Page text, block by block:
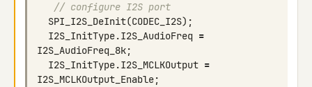
// configure I2S port
SPI_I2S_DeInit(CODEC_I2S);
I2S_InitType.I2S_AudioFreq =
I2S_AudioFreq_8k;
I2S_InitType.I2S_MCLKOutput =
I2S_MCLKOutput_Enable;